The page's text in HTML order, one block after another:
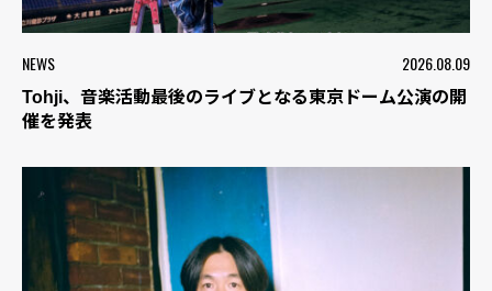
NEWS 2026.08.09
Tohji、音楽活動最後のライブとなる東京ドーム公演の開
催を発表